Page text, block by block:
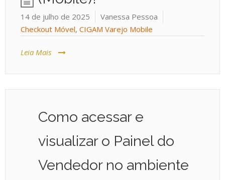
14 de julho de 2025
Vanessa Pessoa
Checkout Móvel, CIGAM Varejo Mobile
Leia Mais
Como acessar e
visualizar o Painel do
Vendedor no ambiente